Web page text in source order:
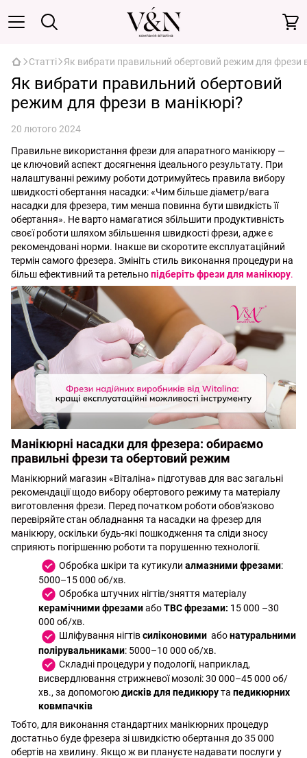
Статті Як вибрати правильний обертовий режим для фрези
Як вибрати правильний обертовий
режим для фрези в манікюрі?
20 лютого 2024
Правильне використання фрези для апаратного манікюру —
це ключовий аспект досягнення ідеального результату. При
налаштуванні режиму роботи дотримуйтесь правила вибору
швидкості обертання насадки: «Чим більше діаметр/вага
насадки для фрезера, тим менша повинна бути швидкість її
обертання». Не варто намагатися збільшити продуктивність
своєї роботи шляхом збільшення швидкості фрези, адже є
рекомендовані норми. Інакше ви скоротите експлуатаційний
термін самого фрезера. Змініть стиль виконання процедури на
більш ефективний та ретельнопідберіть фрези для манікюру.
Манікюрні насадки для фрезера: обираємо
правильні фрези та обертовий режим
Манікюрний магазин «Віталіна» підготував для вас загальні
рекомендації щодо вибору обертового режиму та матеріалу
виготовлення фрези. Перед початком роботи обов'язково
перевіряйте стан обладнання та насадки на фрезер для
манікюру, оскільки будь-які пошкодження та сліди зносу
сприяють погіршенню роботи та порушенню технології.
Обробка шкіри та кутикули алмазними фрезами:
5000–15 000 об/хв.
Обробка штучних нігтів/зняття матеріалу
керамічними фрезамиабоТВС фрезами: 15 000 –30
000 об/хв.
Шліфування нігтівсиліконовими абонатуральними
полірувальниками: 5000–10 000 об/хв.
Складні процедури у подології, наприклад,
висвердлювання стрижневої мозолі: 30 000–45 000 об/
хв., за допомогоюдисків для педикюрута педикюрних
ковмпачків
Тобто, для виконання стандартних манікюрних процедур
достатньо буде фрезера зі швидкістю обертання до 35 000
обертів на хвилину. Якщо ж ви плануєте надавати послуги у